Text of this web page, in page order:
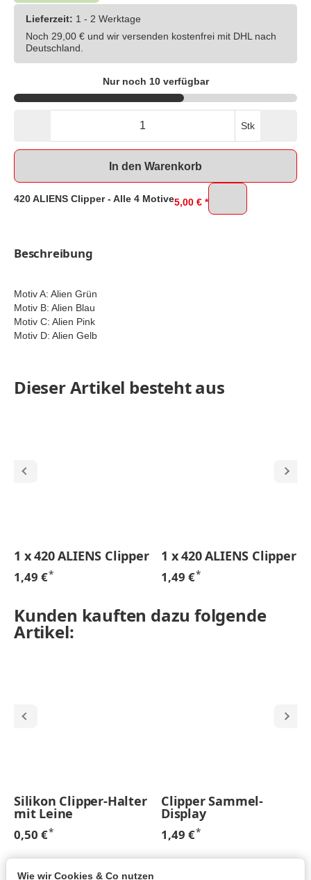
Lieferzeit: 1 - 2 Werktage
Noch 29,00 € und wir versenden kostenfrei mit DHL nach
Deutschland.
Nur noch 10 verfügbar
Stk
In den Warenkorb
420 ALIENS Clipper - Alle 4 Motive5,00 € *
Beschreibung
Motiv A: Alien Grün
Motiv B: Alien Blau
Motiv C: Alien Pink
Motiv D: Alien Gelb
Dieser Artikel besteht aus
1 x 420 ALIENS Clipper
1,49 €*
1 x 420 ALIENS Clipper
1,49 €*
Kunden kauften dazu folgende
Artikel:
Silikon Clipper-Halter
mit Leine
0,50 €*
Clipper Sammel-
Display
1,49 €*
Wie wir Cookies & Co nutzen